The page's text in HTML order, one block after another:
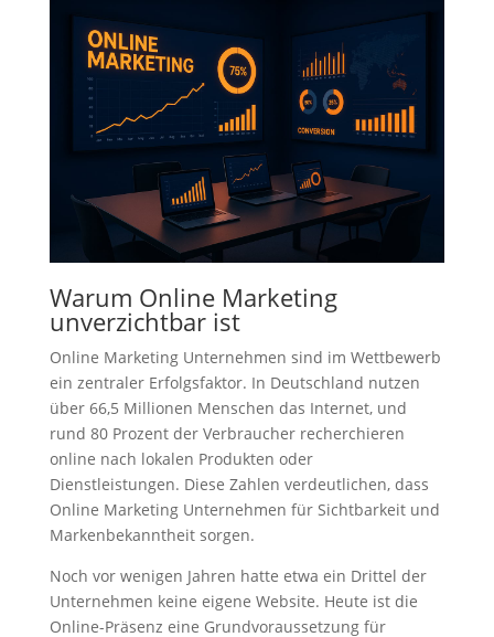
Warum Online Marketing
unverzichtbar ist
Online Marketing Unternehmen sind im Wettbewerb
ein zentraler Erfolgsfaktor. In Deutschland nutzen
über 66,5 Millionen Menschen das Internet, und
rund 80 Prozent der Verbraucher recherchieren
online nach lokalen Produkten oder
Dienstleistungen. Diese Zahlen verdeutlichen, dass
Online Marketing Unternehmen für Sichtbarkeit und
Markenbekanntheit sorgen.
Noch vor wenigen Jahren hatte etwa ein Drittel der
Unternehmen keine eigene Website. Heute ist die
Online-Präsenz eine Grundvoraussetzung für